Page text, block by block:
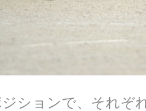
ションで、それぞ